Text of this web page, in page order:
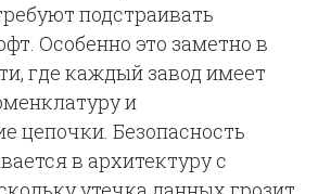
подстраивать
Особенно это заметно в
где каждый завод имеет
и
цепочки. Безопасность
в архитектуру с